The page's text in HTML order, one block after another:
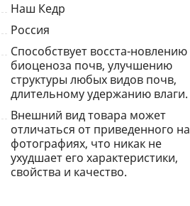
Наш Кедр
Россия
Способствует восста-новлению
биоценоза почв, улучшению
структуры любых видов почв,
длительному удержанию влаги.
Внешний вид товара может
отличаться от приведенного на
фотографиях, что никак не
ухудшает его характеристики,
свойства и качество.